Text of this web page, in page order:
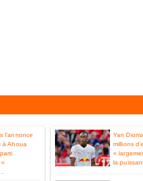
l'annonce
à Ahoua
Yan
millions
«
la